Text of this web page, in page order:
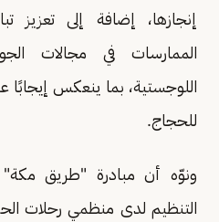
إنجازها، إضافة إلى تعزيز
الممارسات في مجالات
اللوجستية، بما ينعكس
للحجاج.
ونوّه أن مبادرة "طريق
التنظيم لدى منظمي رحلات